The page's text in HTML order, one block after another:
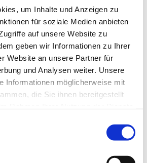
um Inhalte und Anzeigen zu
für soziale Medien anbieten
auf unsere Website zu
geben wir Informationen zu Ihrer
Website an unsere Partner für
und Analysen weiter. Unsere
Informationen möglicherweise mit
die Sie ihnen bereitgestellt
im Außendienst /
SPS
– Abfüll- &
(m/w/d)
Service Europe GmbH